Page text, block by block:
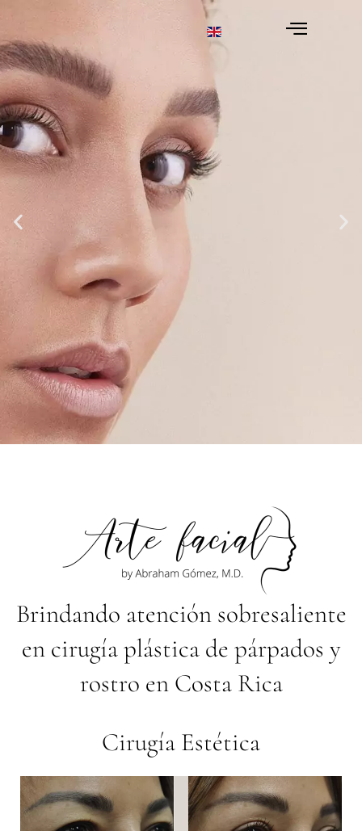
plástico
Brindando atención sobresaliente
en cirugía plástica de párpados y
rostro en Costa Rica
Cirugía Estética